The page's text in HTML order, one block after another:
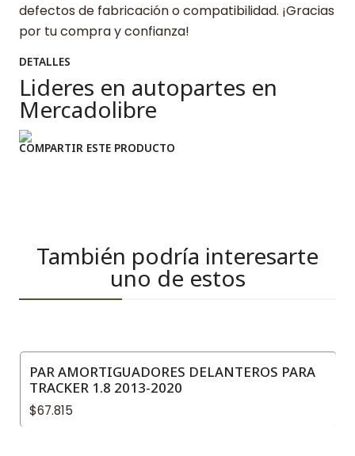
defectos de fabricación o compatibilidad. ¡Gracias
por tu compra y confianza!
DETALLES
Lideres en autopartes en
Mercadolibre
COMPARTIR ESTE PRODUCTO
También podría interesarte
uno de estos
PAR AMORTIGUADORES DELANTEROS PARA
TRACKER 1.8 2013-2020
$67.815